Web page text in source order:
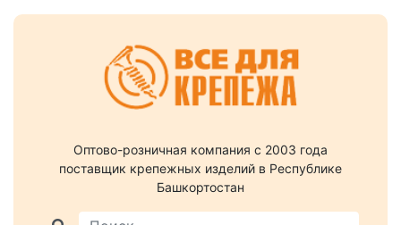
Оптово-розничная компания c 2003 года
поставщик крепежных изделий в Республике
Башкортостан